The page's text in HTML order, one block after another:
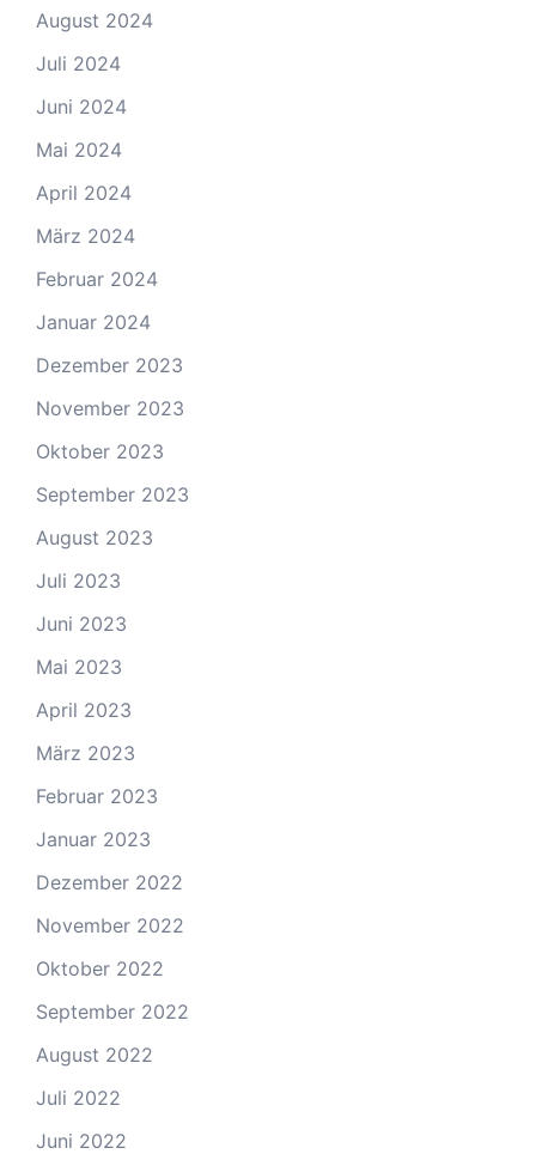
August 2024
Juli 2024
Juni 2024
Mai 2024
April 2024
März 2024
Februar 2024
Januar 2024
Dezember 2023
November 2023
Oktober 2023
September 2023
August 2023
Juli 2023
Juni 2023
Mai 2023
April 2023
März 2023
Februar 2023
Januar 2023
Dezember 2022
November 2022
Oktober 2022
September 2022
August 2022
Juli 2022
Juni 2022